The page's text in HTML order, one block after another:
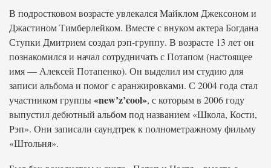
В подростковом возрасте увлекался Майклом Джексоном и
Джастином Тимберлейком. Вместе с внуком актера Богдана
Ступки Дмитрием создал рэп-группу. В возрасте 13 лет он
познакомился и начал сотрудничать с Потапом (настоящее
имя — Алексей Потапенко). Он выделил им студию для
записи альбома и помог с аранжировками. С 2004 года стал
участником группы«new’z’cool», с которым в 2006 году
выпустил дебютный альбом под названием «Школа, Кости,
Рэп». Они записали саундтрек к полнометражному фильму
«Штольня».